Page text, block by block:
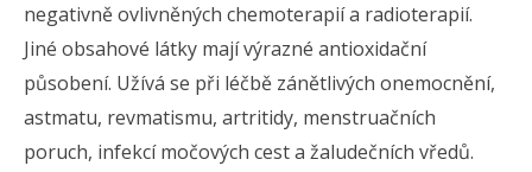
negativně ovlivněných chemoterapií a radioterapií.
Jiné obsahové látky mají výrazné antioxidační
působení. Užívá se při léčbě zánětlivých onemocnění,
astmatu, revmatismu, artritidy, menstruačních
poruch, infekcí močových cest a žaludečních vředů.